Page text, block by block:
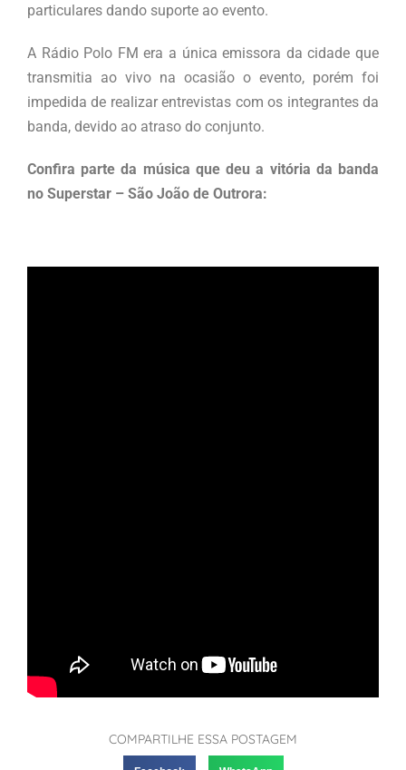
particulares dando suporte ao evento.
A Rádio Polo FM era a única emissora da cidade que
transmitia ao vivo na ocasião o evento, porém foi
impedida de realizar entrevistas com os integrantes da
banda, devido ao atraso do conjunto.
Confira parte da música que deu a vitória da banda
no Superstar – São João de Outrora:
COMPARTILHE ESSA POSTAGEM